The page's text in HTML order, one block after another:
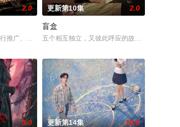
以求查出未婚妻离奇死亡的真相。两人联手查出诈骗团伙
惨遭满门流放，楚父以死鸣冤。楚家大小姐楚梓鸢带着滔
2.0
推广、使用由“中国准备银行”发行的伪钞货币。根据党中
更新第10集 2.0
盲盒
五个相互独立，又彼此呼应的故事——用一场精
5.0 更新第14集 10.0